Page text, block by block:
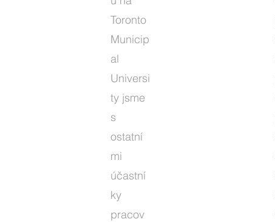
Toronto
Municip
al
Universi
ty jsme
s
ostatní
mi
účastní
ky
pracov